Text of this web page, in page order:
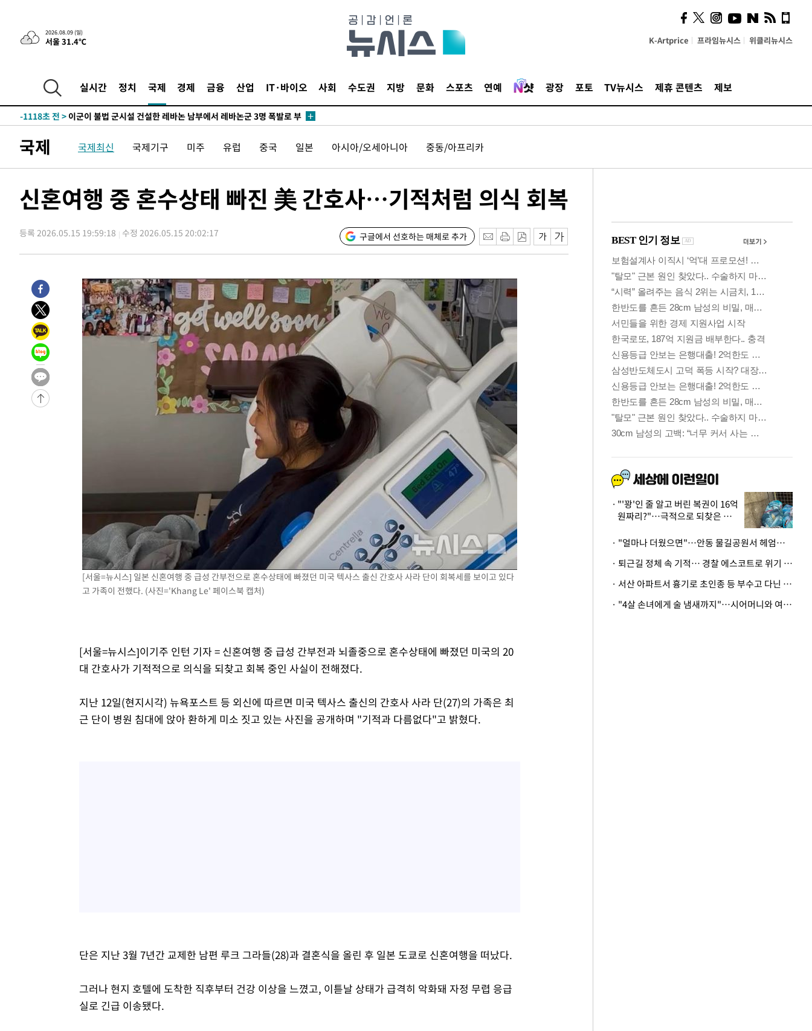
2026.08.09 (일)
서울 31.4℃ K-Artprice 프라임뉴시스 위클리뉴시스
실시간 정치 국제 경제 금융 산업 IT·바이오 사회 수도권 지방 문화 스포츠 연예 광장 포토 TV뉴시스 제휴 콘텐츠 제보
-25211초 전 >'2경기 연속 침묵' 손흥민, 톨루카전 68분만 뛰고 슈팅 0개
-23963초 전 >이강인, 오늘 서울서 AT마드리드 입단식…'전례 없는 특급대우'
-10316초 전 >
콜롬비아 신임 우파 대통령 취임 하루만에 차량폭탄 폭발 사건
-3910초 전 >
-1118초 전 > 이군이 불법 군시설 건설한 레바논 남부에서 레바논군 3명 폭발로 부
1시간 전 >
美 국방부, 켄달 전 공군장관 보안허가 취소…“에어포스원 기밀정보, 언
1시간 전 >‘축구의 신’ 아르헨티나 축구 선수 메시의 부친 지병 별세
-30667초 전 >[속보]장은수, KLPGA 제주삼다수 역전 우승…데뷔 10년 차에 첫
-25959초 전 >손흥민, 68분 뛰고 2경기 침묵…LAFC, 톨루카에 1-0 승리(종합)
-25231초 전 >'2경기 연속 침묵' 손흥민, 톨루카전 68분만 뛰고 슈팅 0개
-10865초 전 >
'여긴 20도, 저긴 50도'…열화상 카메라로 본 폭염 저감시설 '온도
-10336초 전 >
콜롬비아 신임 우파 대통령 취임 하루만에 차량폭탄 폭발 사건
-3930초 전 >
튀르키예 외무장관, "메카 3국 방위협정은 이란이 목표 아냐 " 밝혀
-1138초 전 >
이군이 불법 군시설 건설한 레바논 남부에서 레바논군 3명 폭발로 부
29분 전 >
[속보]美중부 사령관, 이스라엘 긴급방문 다중화된 전선 상황 논의
1시간 전 >
美 국방부, 켄달 전 공군장관 보안허가 취소…“에어포스원 기밀정보, 언
론 누출”
1시간 전 >
‘축구의 신’ 아르헨티나 축구 선수 메시의 부친 지병 별세
1시간 전 >
“美 이란전 무기 소진…북한과 분쟁시 주한 미군 취약해질 수 있어”
국제 국제최신 국제기구 미주 유럽 중국 일본 아시아/오세아니아 중동/아프리카
신혼여행 중 혼수상태 빠진 美 간호사…기적처럼 의식 회복
등록 2026.05.15 19:59:18 수정 2026.05.15 20:02:17 구글에서 선호하는 매체로 추가
[서울=뉴시스] 일본 신혼여행 중 급성 간부전으로 혼수상태에 빠졌던 미국 텍사스 출신 간호사 사라 단이 회복세를 보이고 있다
고 가족이 전했다. (사진='Khang Le' 페이스북 캡처)
[서울=뉴시스]이기주 인턴 기자 = 신혼여행 중 급성 간부전과 뇌졸중으로 혼수상태에 빠졌던 미국의 20
대 간호사가 기적적으로 의식을 되찾고 회복 중인 사실이 전해졌다.
지난 12일(현지시각) 뉴욕포스트 등 외신에 따르면 미국 텍사스 출신의 간호사 사라 단(27)의 가족은 최
근 단이 병원 침대에 앉아 환하게 미소 짓고 있는 사진을 공개하며 "기적과 다름없다"고 밝혔다.
단은 지난 3월 7년간 교제한 남편 루크 그라들(28)과 결혼식을 올린 후 일본 도쿄로 신혼여행을 떠났다.
그러나 현지 호텔에 도착한 직후부터 건강 이상을 느꼈고, 이튿날 상태가 급격히 악화돼 자정 무렵 응급
실로 긴급 이송됐다.
사이 해답 찾았죠"…알을
깨고 나온 '초자아'
"'꽝'인 줄 알고 버린 복권이 16억
원짜리?"…극적으로 되찾은 사
· "얼마나 더웠으면"…안동 물길공원서 헤엄친 구렁이 '소동'
· 퇴근길 정체 속 기적… 경찰 에스코트로 위기 넘긴 생후 2일 신생아
· 서산 아파트서 흉기로 초인종 등 부수고 다닌 50대 정신병원행
· "4살 손녀에게 술 냄새까지"…시어머니와 여행 가도 될까